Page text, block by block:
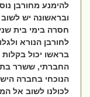
להימנע מחורבן
ובראשונה יש לשוב
חסרה בימי בית
בראשו יכול בקלות
החברתי, ששרר
הנוכחי בחברה
לכולנו לשוב אל